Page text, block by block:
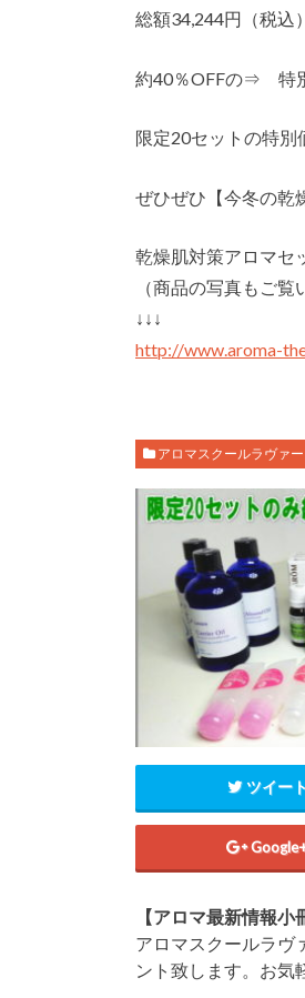
総額34,244円（税込
約40％OFFの⇒ 特
限定20セットの特別
ぜひぜひ【今冬の乾
乾燥肌対策アロマセ
（商品の写真もご覧
↓↓↓
http://www.aroma-
アロマスクールラヴァー
ツイート
【アロマ最新情報小
アロマスクールラヴ
ント致します。お気